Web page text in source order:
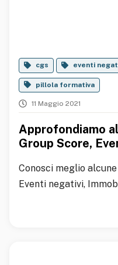
cgs eventi
pillola formativa
11 Maggio 2021
Approfondiamo
Group Score,
Conosci meglio
Eventi negativi,